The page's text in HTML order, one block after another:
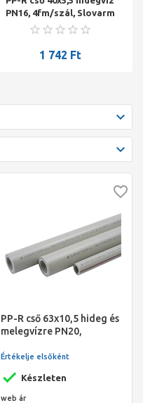
PN16, 4fm/szál, Slovarm
1 742 Ft
PP-R cső 63x10,5 hideg és
melegvízre PN20,
Készleten
Értékelje elsőként
web ár